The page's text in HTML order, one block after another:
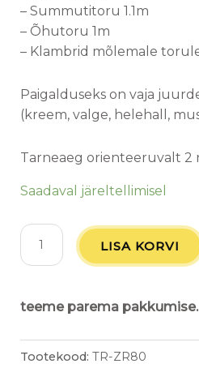
– Summutitoru 1.1m
– Õhutoru 1m
– Klambrid mõlemale
Paigalduseks on vaja
(kreem, valge, helehall,
Tarneaeg orienteeruvalt 2
Saadaval järeltellimisel
LISA KORVI
teeme parema pakkumise.
Tootekood: TR-ZR80